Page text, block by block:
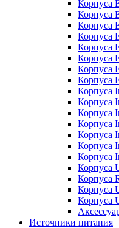
Корпуса
Корпуса
Корпуса
Корпуса
Корпуса
Корпуса
Корпуса
Корпуса
Корпуса
Корпуса
Корпуса
Корпуса
Корпуса
Корпуса
Корпуса
Корпуса
Корпуса
Корпуса
Корпуса
Источники питания